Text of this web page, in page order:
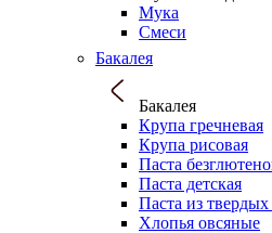
Мука
Смеси
Бакалея
Бакалея
Крупа гречневая
Крупа рисовая
Паста
Паста детская
Паста из
Хлопья овсяные